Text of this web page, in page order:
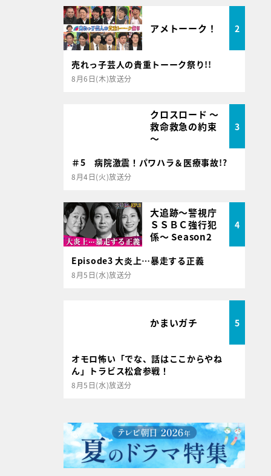
アメトーーク！ 2
売れっ子芸人の貴重トーーク祭り!!
8月6日(木)放送分
クロスロード ～
救命救急の約束
～
3
＃5 病院激震！パワハラ＆医療事故!?
8月4日(火)放送分
大追跡～警視庁
ＳＳＢＣ強行犯
係～ Season2
4
Episode3 大炎上…暴走する正義
8月5日(水)放送分
かまいガチ 5
オモロ怖い「でな、話はここからやね
ん」トラビス松倉参戦！
8月5日(水)放送分